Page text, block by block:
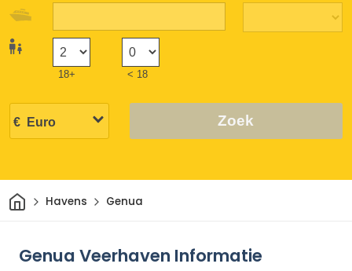
18+ < 18
Zoek
ThuisHavens Genua
Genua Veerhaven Informatie